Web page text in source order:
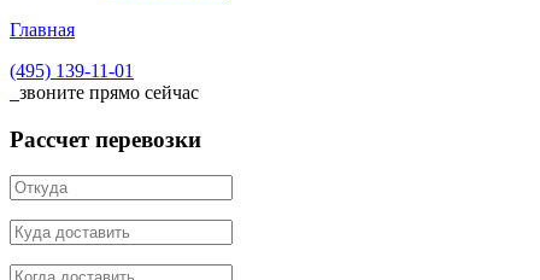
Главная
(495) 139-11-01
звоните прямо сейчас
Рассчет перевозки